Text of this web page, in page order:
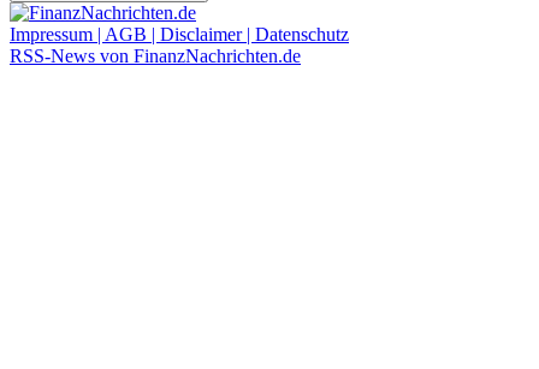
Impressum | AGB | Disclaimer | Datenschutz
RSS-News von FinanzNachrichten.de